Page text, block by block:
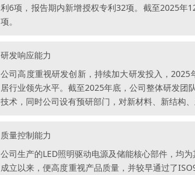
利6项，报告期内新增授权专利32项。截至2025年
项。
研发响应能力
公司高度重视研发创新，持续加大研发投入，
居行业领先水平。截至2025年底，公司整体研发团
技术，同时公司设有预研部门，对新材料、新结构
质量控制能力
公司生产的LED照明驱动电源及储能核心部件，均
成立以来，便高度重视产品质量，并较早通过了